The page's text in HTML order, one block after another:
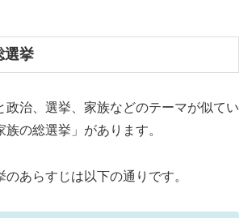
選挙
政治、選挙、家族などのテーマが似てい
族の総選挙」があります。
あらすじは以下の通りです。